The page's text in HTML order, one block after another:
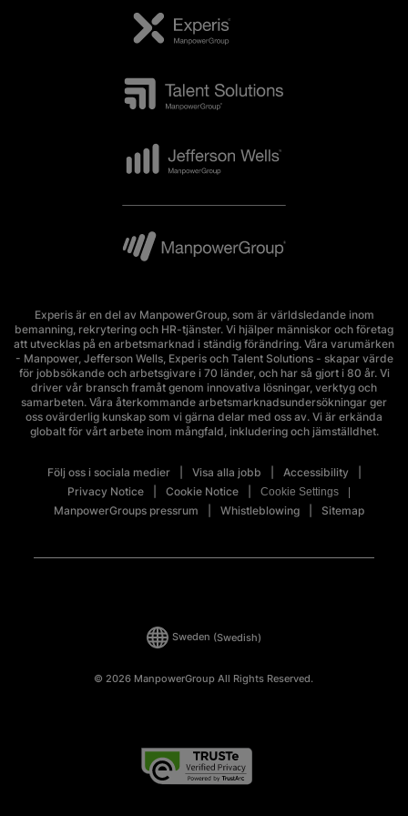
Experis är en del av ManpowerGroup, som är världsledande inom
bemanning, rekrytering och HR-tjänster. Vi hjälper människor och företag
att utvecklas på en arbetsmarknad i ständig förändring. Våra varumärken
- Manpower, Jefferson Wells, Experis och Talent Solutions - skapar värde
för jobbsökande och arbetsgivare i 70 länder, och har så gjort i 80 år. Vi
driver vår bransch framåt genom innovativa lösningar, verktyg och
samarbeten. Våra återkommande arbetsmarknadsundersökningar ger
oss ovärderlig kunskap som vi gärna delar med oss av. Vi är erkända
globalt för vårt arbete inom mångfald, inkludering och jämställdhet.
Följ oss i sociala medier Visa alla jobb
Accessibility
Privacy Notice
Cookie Notice Cookie Settings
ManpowerGroups pressrum Whistleblowing Sitemap
© 2026 ManpowerGroup All Rights Reserved.
Sweden (Swedish)